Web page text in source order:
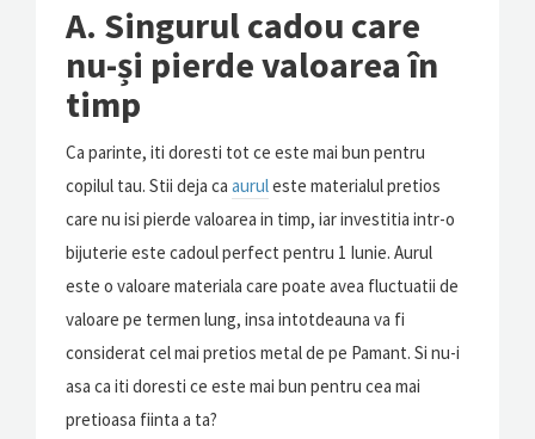
A. Singurul cadou care
nu-și pierde valoarea în
timp
Ca parinte, iti doresti tot ce este mai bun pentru
copilul tau. Stii deja ca auruleste materialul pretios
care nu isi pierde valoarea in timp, iar investitia intr-o
bijuterie este cadoul perfect pentru 1 Iunie. Aurul
este o valoare materiala care poate avea fluctuatii de
valoare pe termen lung, insa intotdeauna va fi
considerat cel mai pretios metal de pe Pamant. Si nu-i
asa ca iti doresti ce este mai bun pentru cea mai
pretioasa fiinta a ta?